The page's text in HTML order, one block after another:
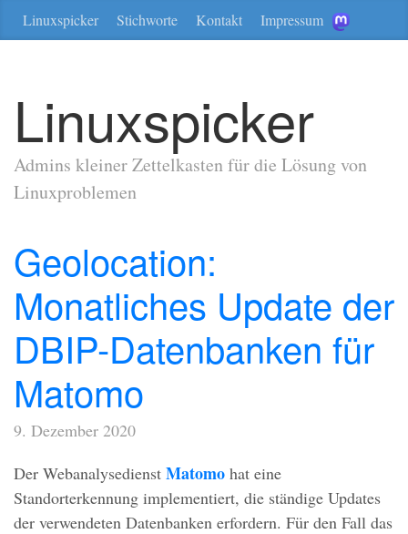
Linuxspicker Stichworte Kontakt Impressum
Linuxspicker
Admins kleiner Zettelkasten für die Lösung von
Linuxproblemen
Geolocation:
Monatliches Update der
DBIP-Datenbanken für
Matomo
9. Dezember 2020
Der Webanalysedienst Matomo hat eine
Standorterkennung implementiert, die ständige Updates
der verwendeten Datenbanken erfordern. Für den Fall das